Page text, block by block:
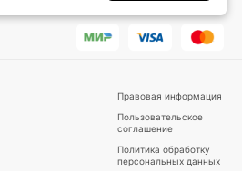
Правовая информация
Пользовательское
соглашение
Политика обработку
персональных данных